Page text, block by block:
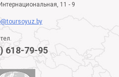
11 - 9
тел.
618-79-95